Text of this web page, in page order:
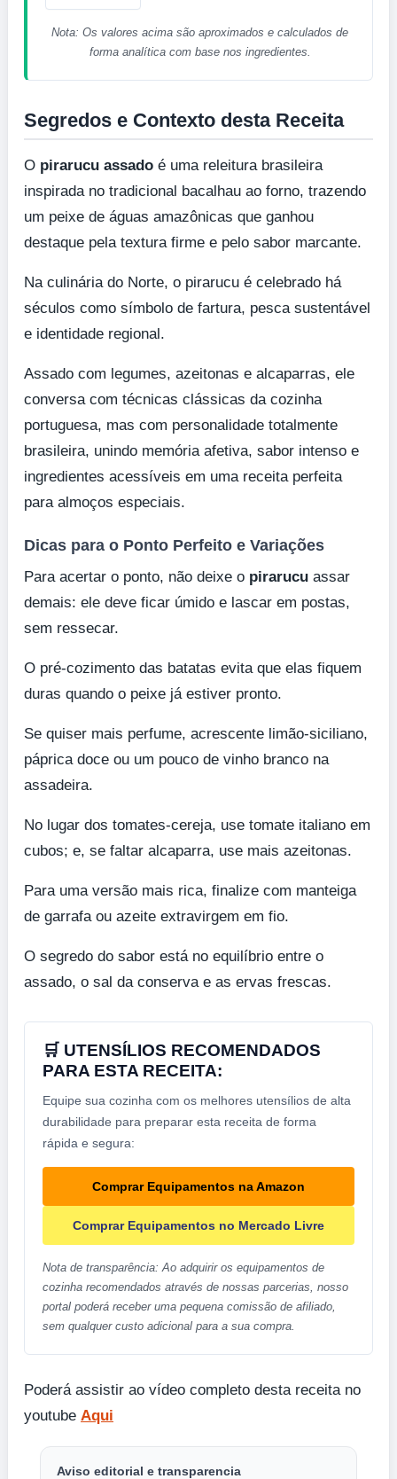
Nota: Os valores acima são aproximados e calculados de
forma analítica com base nos ingredientes.
Segredos e Contexto desta Receita
O pirarucu assado é uma releitura brasileira
inspirada no tradicional bacalhau ao forno, trazendo
um peixe de águas amazônicas que ganhou
destaque pela textura firme e pelo sabor marcante.
Na culinária do Norte, o pirarucu é celebrado há
séculos como símbolo de fartura, pesca sustentável
e identidade regional.
Assado com legumes, azeitonas e alcaparras, ele
conversa com técnicas clássicas da cozinha
portuguesa, mas com personalidade totalmente
brasileira, unindo memória afetiva, sabor intenso e
ingredientes acessíveis em uma receita perfeita
para almoços especiais.
Dicas para o Ponto Perfeito e Variações
Para acertar o ponto, não deixe o pirarucu assar
demais: ele deve ficar úmido e lascar em postas,
sem ressecar.
O pré-cozimento das batatas evita que elas fiquem
duras quando o peixe já estiver pronto.
Se quiser mais perfume, acrescente limão-siciliano,
páprica doce ou um pouco de vinho branco na
assadeira.
No lugar dos tomates-cereja, use tomate italiano em
cubos; e, se faltar alcaparra, use mais azeitonas.
Para uma versão mais rica, finalize com manteiga
de garrafa ou azeite extravirgem em fio.
O segredo do sabor está no equilíbrio entre o
assado, o sal da conserva e as ervas frescas.
🛒 UTENSÍLIOS RECOMENDADOS
PARA ESTA RECEITA:
Equipe sua cozinha com os melhores utensílios de alta
durabilidade para preparar esta receita de forma
rápida e segura:
Comprar Equipamentos na Amazon
Comprar Equipamentos no Mercado Livre
Nota de transparência: Ao adquirir os equipamentos de
cozinha recomendados através de nossas parcerias, nosso
portal poderá receber uma pequena comissão de afiliado,
sem qualquer custo adicional para a sua compra.
Poderá assistir ao vídeo completo desta receita no
youtube Aqui
Aviso editorial e transparencia